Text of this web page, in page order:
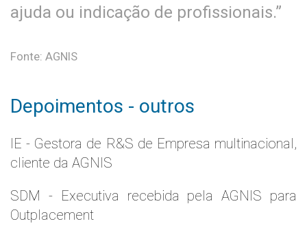
ajuda ou indicação de profissionais.”
Fonte: AGNIS
Depoimentos - outros
IE - Gestora de R&S de Empresa multinacional,
cliente da AGNIS
SDM - Executiva recebida pela AGNIS para
Outplacement